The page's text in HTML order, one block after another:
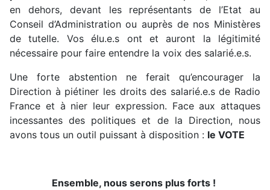
en dehors, devant les représentants de l’Etat au
Conseil d’Administration ou auprès de nos Ministères
de tutelle. Vos élu.e.s ont et auront la légitimité
nécessaire pour faire entendre la voix des salarié.e.s.
Une forte abstention ne ferait qu’encourager la
Direction à piétiner les droits des salarié.e.s de Radio
France et à nier leur expression. Face aux attaques
incessantes des politiques et de la Direction, nous
avons tous un outil puissant à disposition : le VOTE
Ensemble, nous serons plus forts !